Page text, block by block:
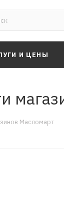
И ЦЕНЫ
Масломарт